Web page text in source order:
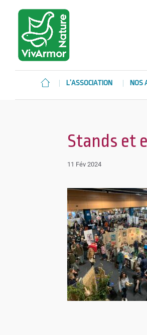
L’ASSOCIATION NOS
Stands et
11 Fév 2024